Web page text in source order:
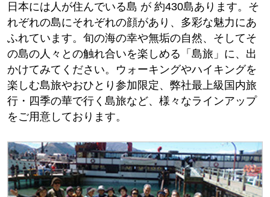
日本には人が住んでいる島 が 約430島あります。そ
れぞれの島にそれぞれの顔があり、多彩な魅力にあ
ふれています。旬の海の幸や無垢の自然、そしてそ
の島の人々との触れ合いを楽しめる「島旅」に、出
かけてみてください。ウォーキングやハイキングを
楽しむ島旅やおひとり参加限定、弊社最上級国内旅
行・四季の華で行く島旅など、様々なラインアップ
をご用意しております。